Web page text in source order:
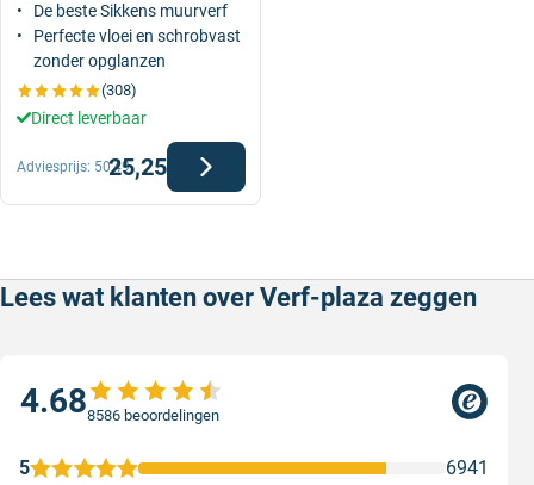
De beste Sikkens muurverf
Perfecte vloei en schrobvast
zonder opglanzen
(308)
Direct leverbaar
25,25
Adviesprijs: 50,49
Lees wat klanten over Verf-plaza zeggen
4.688586 beoordelingen
5 6941